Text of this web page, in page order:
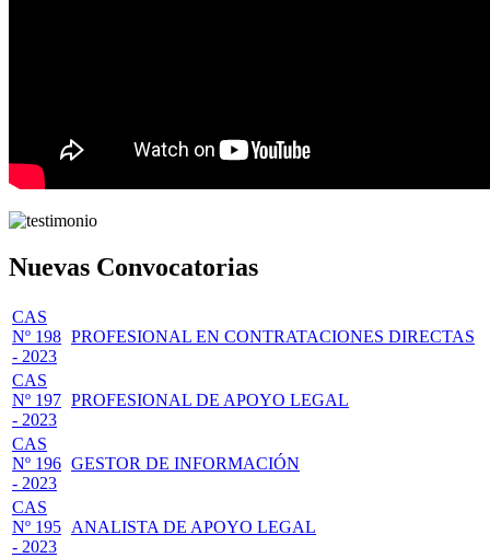
Nuevas Convocatorias
CAS
Nº 198
- 2023
PROFESIONAL EN CONTRATACIONES DIRECTAS
CAS
Nº 197
- 2023
PROFESIONAL DE APOYO LEGAL
CAS
Nº 196
- 2023
GESTOR DE INFORMACIÓN
CAS
Nº 195
- 2023
ANALISTA DE APOYO LEGAL